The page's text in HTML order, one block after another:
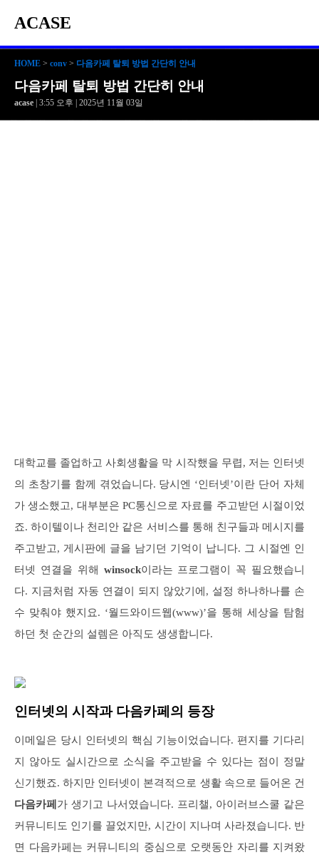
ACASE
HOME > conv > 다음카페 탈퇴 방법 간단히 안내
다음카페 탈퇴 방법 간단히 안내
acase | 3:55 오후 | 2025년 11월 03일
대학교를 졸업하고 사회생활을 막 시작했을 무렵, 저는 인터넷
의 초창기를 함께 겪었습니다. 당시엔 ‘인터넷’이란 단어 자체
가 생소했고, 대부분은 PC통신으로 자료를 주고받던 시절이었
죠. 하이텔이나 천리안 같은 서비스를 통해 친구들과 메시지를
주고받고, 게시판에 글을 남기던 기억이 납니다. 그 시절엔 인
터넷 연결을 위해 winsock이라는 프로그램이 꼭 필요했습니
다. 지금처럼 자동 연결이 되지 않았기에, 설정 하나하나를 손
수 맞춰야 했지요. ‘월드와이드웹(www)’을 통해 세상을 탐험
하던 첫 순간의 설렘은 아직도 생생합니다.
인터넷의 시작과 다음카페의 등장
이메일은 당시 인터넷의 핵심 기능이었습니다. 편지를 기다리
지 않아도 실시간으로 소식을 주고받을 수 있다는 점이 정말
신기했죠. 하지만 인터넷이 본격적으로 생활 속으로 들어온 건
다음카페 가 생기고 나서였습니다. 프리챌, 아이러브스쿨 같은
커뮤니티도 인기를 끌었지만, 시간이 지나며 사라졌습니다. 반
면 다음카페는 커뮤니티의 중심으로 오랫동안 자리를 지켜왔